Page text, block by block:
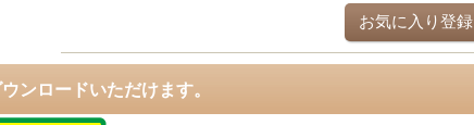
お気に入り登録
ンロードいただけます。